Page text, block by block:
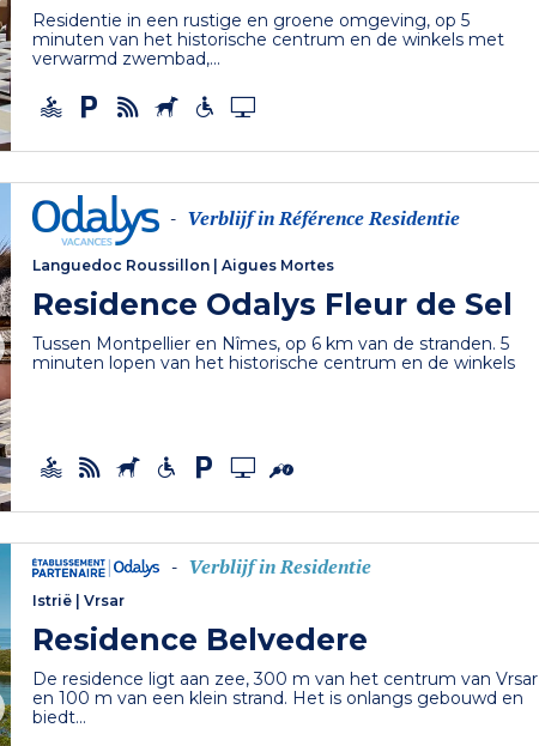
Residentie in een rustige en groene omgeving, op 5
minuten van het historische centrum en de winkels met
verwarmd zwembad,...
- Verblijf in Référence Residentie
Languedoc Roussillon |Aigues Mortes
Residence Odalys Fleur de Sel
Tussen Montpellier en Nîmes, op 6 km van de stranden. 5
minuten lopen van het historische centrum en de winkels
- Verblijf in Residentie
Istrië |Vrsar
Residence Belvedere
De residence ligt aan zee, 300 m van het centrum van Vrsar
en 100 m van een klein strand. Het is onlangs gebouwd en
biedt...